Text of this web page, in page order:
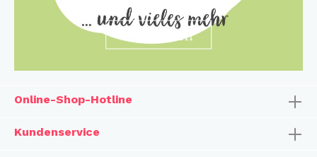
entdecken
Online-Shop-Hotline
Kundenservice